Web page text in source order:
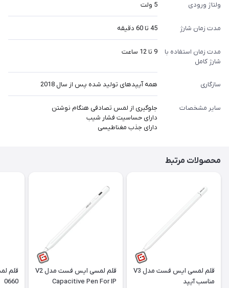
ولتاژ ورودی 5 ولت
مدت زمان شارژ 45 تا 60 دقیقه
مدت زمان استفاده با
شارژ کامل
9 تا 12 ساعت
سازگاری همه آیپدهای تولید شده پس از سال 2018
سایر مشخصات
جلوگیری از لمس تصادفی هنگام نوشتن
دارای حساسیت فشار شیب
دارای جذب مغناطیسی
محصولات مرتبط
قلم لمسی ایس فست مدل V3
مناسب آیپد
قلم لمسی ایس فست مدل V2
Capacitive Pen For IP
0660